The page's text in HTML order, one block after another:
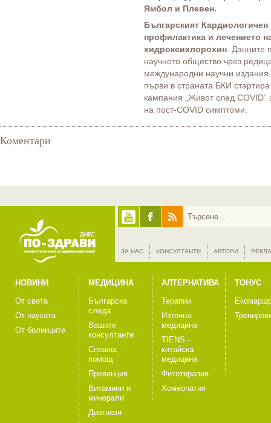
Ямбол и Плевен.
Българският
профилактика и лечението
хидроксихлорохин . Данните
научното общество чрез
международни научни
първи в страната БКИ
кампания „Живот след COVID“
на пост-COVID симптоми.
Коментари
ЗА НАС КОНСУЛТАНТИ АВТОРИ
НОВИНИ
От света
От науката
От болниците
МЕДИЦИНА
Българска
следа
Вашите
консултанти
Спешна
помощ
Превенция
Витамини и
минерали
Диагнози
АЛТЕРНАТИВА
Терапии
Източна
медицина
TIENS -
китайска
медицина
Фитотерапия
Хомеопатия
ТОНУС